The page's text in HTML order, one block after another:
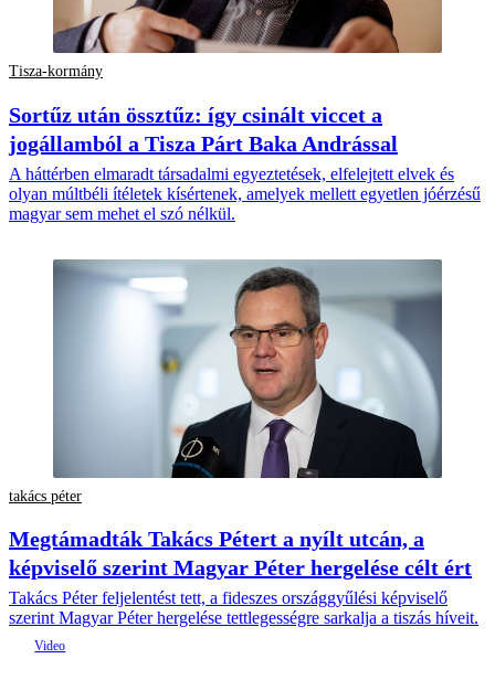
Tisza-kormány
Sortűz után össztűz: így csinált viccet a
jogállamból a Tisza Párt Baka Andrással
A háttérben elmaradt társadalmi egyeztetések, elfelejtett elvek és
olyan múltbéli ítéletek kísértenek, amelyek mellett egyetlen jóérzésű
magyar sem mehet el szó nélkül.
takács péter
Megtámadták Takács Pétert a nyílt utcán, a
képviselő szerint Magyar Péter hergelése célt ért
Takács Péter feljelentést tett, a fideszes országgyűlési képviselő
szerint Magyar Péter hergelése tettlegességre sarkalja a tiszás híveit.